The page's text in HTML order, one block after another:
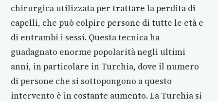
chirurgica utilizzata per trattare la perdita di
capelli, che può colpire persone di tutte le età e
di entrambi i sessi. Questa tecnica ha
guadagnato enorme popolarità negli ultimi
anni, in particolare in Turchia, dove il numero
di persone che si sottopongono a questo
intervento è in costante aumento. La Turchia si